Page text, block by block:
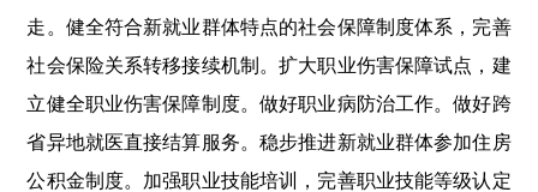
走。健全符合新就业群体特点的社会保障制度体系，完善
社会保险关系转移接续机制。扩大职业伤害保障试点，建
立健全职业伤害保障制度。做好职业病防治工作。做好跨
省异地就医直接结算服务。稳步推进新就业群体参加住房
公积金制度。加强职业技能培训，完善职业技能等级认定